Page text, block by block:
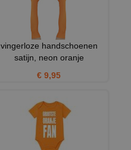
vingerloze handschoenen
satijn, neon oranje
€ 9,95